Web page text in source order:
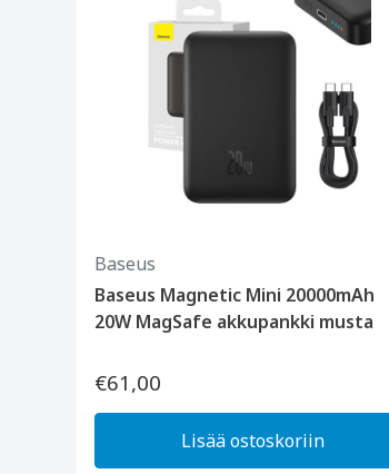
Baseus
Baseus Magnetic Mini 20000mAh
20W MagSafe akkupankki musta
€61,00
Lisää ostoskoriin